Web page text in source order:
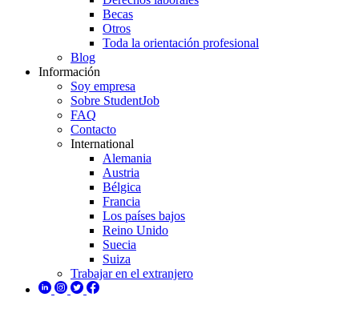
Becas
Otros
Toda la orientación profesional
Blog
Información
Soy empresa
Sobre StudentJob
FAQ
Contacto
International
Alemania
Austria
Bélgica
Francia
Los países bajos
Reino Unido
Suecia
Suiza
Trabajar en el extranjero